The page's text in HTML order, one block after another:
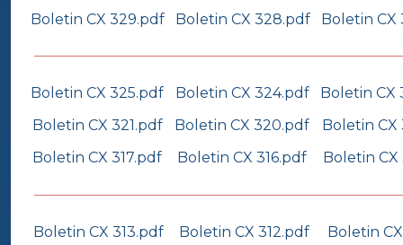
Boletin CX 329.pdf
Boletin CX 328.pdf Boletin CX
Boletin CX 325.pdf Boletin CX 324.pdf
Boletin CX
Boletin CX 321.pdf
Boletin CX 320.pdf
Boletin CX
Boletin CX 317.pdf
Boletin CX 316.pdf Boletin CX
Boletin CX 313.pdf Boletin CX 312.pdf
Boletin